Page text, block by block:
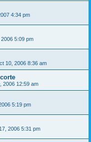
4:34 pm
5:09 pm
10, 2006 8:36 am
2006 12:59 am
5:19 pm
2006 5:31 pm